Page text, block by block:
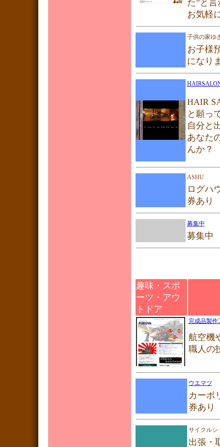
た”と
お気軽
子供の家ゆ
お子様
になり
HAIR
と願っ
自分と
あなた
んか？
ASHU
ログハ
券あり
募集中
募集中
趣味・スポ
ーツ・アウ
トドア
完成品製
航空機
職人の
ウエマツ
カーポ
券あり
サイクルシ
出張・